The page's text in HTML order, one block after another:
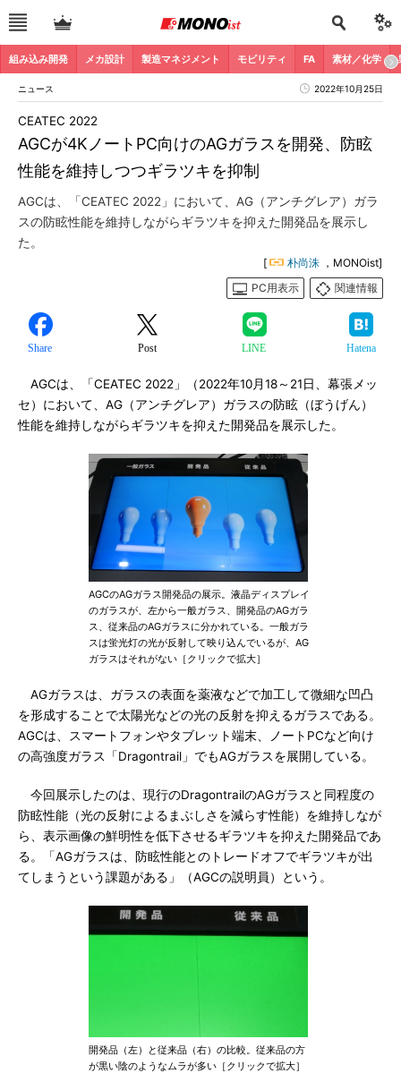
組み込み開発 メカ設計 製造マネジメント モビリティ FA 素材／化学
ニュース 2022年10月25日
AGCが4KノートPC向けのAGガラスを開発、防眩
性能を維持しつつギラツキを抑制
CEATEC 2022
AGCは、「CEATEC 2022」において、AG（アンチグレア）ガラ
スの防眩性能を維持しながらギラツキを抑えた開発品を展示し
た。
[ 朴尚洙 ，MONOist]
PC用表示
関連情報
Share Post LINE Hatena
AGCは、「CEATEC 2022」（2022年10月18～21日、幕張メッ
セ）において、AG（アンチグレア）ガラスの防眩（ぼうげん）
性能を維持しながらギラツキを抑えた開発品を展示した。
AGCのAGガラス開発品の展示。液晶ディスプレイ
のガラスが、左から一般ガラス、開発品のAGガラ
ス、従来品のAGガラスに分かれている。一般ガラ
スは蛍光灯の光が反射して映り込んでいるが、AG
ガラスはそれがない［クリックで拡大］
AGガラスは、ガラスの表面を薬液などで加工して微細な凹凸
を形成することで太陽光などの光の反射を抑えるガラスである。
AGCは、スマートフォンやタブレット端末、ノートPCなど向け
の高強度ガラス「Dragontrail」でもAGガラスを展開している。
今回展示したのは、現行のDragontrailのAGガラスと同程度の
防眩性能（光の反射によるまぶしさを減らす性能）を維持しなが
ら、表示画像の鮮明性を低下させるギラツキを抑えた開発品であ
る。「AGガラスは、防眩性能とのトレードオフでギラツキが出
てしまうという課題がある」（AGCの説明員）という。
開発品（左）と従来品（右）の比較。従来品の方
が黒い陰のようなムラが多い［クリックで拡大］